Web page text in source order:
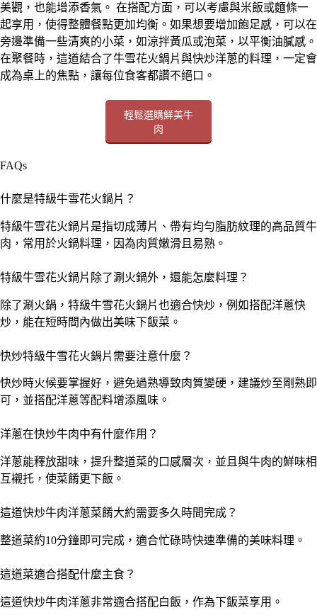
美觀，也能增添香氣。 在搭配方面，可以考慮與米飯或麵條一
起享用，使得整體餐點更加均衡。如果想要增加飽足感，可以在
旁邊準備一些清爽的小菜，如涼拌黃瓜或泡菜，以平衡油膩感。
在聚餐時，這道結合了牛雪花火鍋片與快炒洋蔥的料理，一定會
成為桌上的焦點，讓每位食客都讚不絕口。
輕鬆選購鮮美牛
肉
FAQs
什麼是特級牛雪花火鍋片？
特級牛雪花火鍋片是指切成薄片、帶有均勻脂肪紋理的高品質牛
肉，常用於火鍋料理，因為肉質嫩滑且易熟。
特級牛雪花火鍋片除了涮火鍋外，還能怎麼料理？
除了涮火鍋，特級牛雪花火鍋片也適合快炒，例如搭配洋蔥快
炒，能在短時間內做出美味下飯菜。
快炒特級牛雪花火鍋片需要注意什麼？
快炒時火候要掌握好，避免過熟導致肉質變硬，建議炒至剛熟即
可，並搭配洋蔥等配料增添風味。
洋蔥在快炒牛肉中有什麼作用？
洋蔥能釋放甜味，提升整道菜的口感層次，並且與牛肉的鮮味相
互襯托，使菜餚更下飯。
這道快炒牛肉洋蔥菜餚大約需要多久時間完成？
整道菜約10分鐘即可完成，適合忙碌時快速準備的美味料理。
這道菜適合搭配什麼主食？
這道快炒牛肉洋蔥非常適合搭配白飯，作為下飯菜享用。